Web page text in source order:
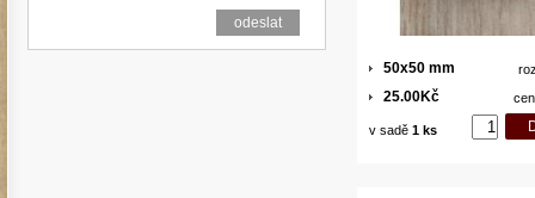
50x50 mm
25.00Kč
v sadě 1 ks